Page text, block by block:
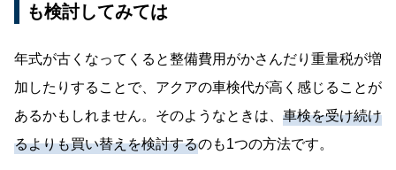
も検討してみては
年式が古くなってくると整備費用がかさんだり重量税が増
加したりすることで、アクアの車検代が高く感じることが
あるかもしれません。そのようなときは、 車検を受け続け
るよりも買い替えを検討するのも1つの方法です。